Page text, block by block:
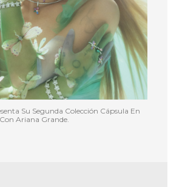
Su Segunda Colección Cápsula En
Ariana Grande.